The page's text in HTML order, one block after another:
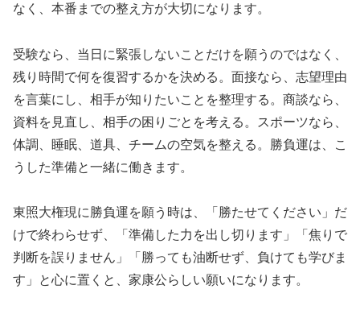
なく、本番までの整え方が大切になります。
受験なら、当日に緊張しないことだけを願うのではなく、
残り時間で何を復習するかを決める。面接なら、志望理由
を言葉にし、相手が知りたいことを整理する。商談なら、
資料を見直し、相手の困りごとを考える。スポーツなら、
体調、睡眠、道具、チームの空気を整える。勝負運は、こ
うした準備と一緒に働きます。
東照大権現に勝負運を願う時は、「勝たせてください」だ
けで終わらせず、「準備した力を出し切ります」「焦りで
判断を誤りません」「勝っても油断せず、負けても学びま
す」と心に置くと、家康公らしい願いになります。